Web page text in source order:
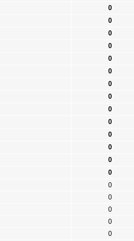
0
0
0
0
0
0
0
0
0
0
0
0
0
0
0
0
0
0
0